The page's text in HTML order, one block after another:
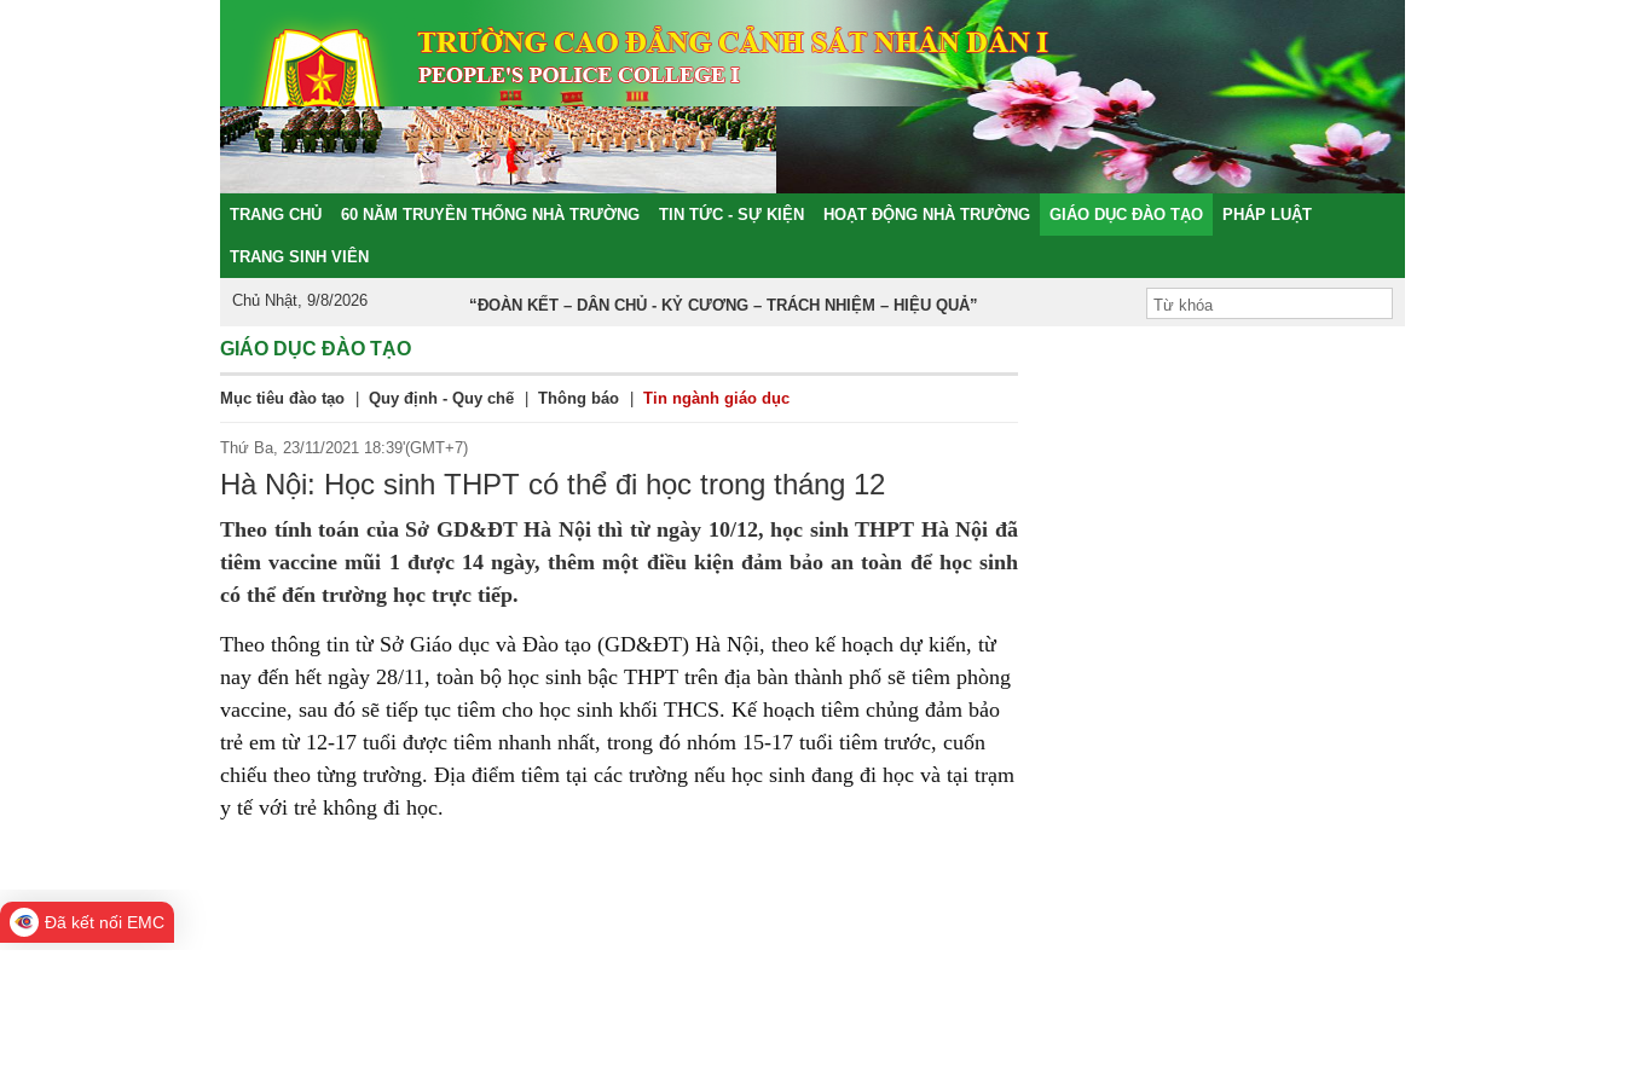
TRANG CHỦ 60 NĂM TRUYỀN THỐNG NHÀ TRƯỜNG TIN TỨC - SỰ KIỆN HOẠT ĐỘNG NHÀ TRƯỜNG GIÁO DỤC ĐÀO TẠO PHÁP LUẬT
TRANG SINH VIÊN
Chủ Nhật, 9/8/2026 “ĐOÀN KẾT – DÂN CHỦ - KỶ CƯƠNG – TRÁCH NHIỆM – HIỆU QUẢ”
GIÁO DỤC ĐÀO TẠO
Mục tiêu đào tạo Quy định - Quy chế Thông báo Tin ngành giáo dục
Thứ Ba, 23/11/2021 18:39'(GMT+7)
Hà Nội: Học sinh THPT có thể đi học trong tháng 12
Theo tính toán của Sở GD&ĐT Hà Nội thì từ ngày 10/12, học sinh THPT Hà Nội đã
tiêm vaccine mũi 1 được 14 ngày, thêm một điều kiện đảm bảo an toàn để học sinh
có thể đến trường học trực tiếp.
Theo thông tin từ Sở Giáo dục và Đào tạo (GD&ĐT) Hà Nội, theo kế hoạch dự kiến, từ
nay đến hết ngày 28/11, toàn bộ học sinh bậc THPT trên địa bàn thành phố sẽ tiêm phòng
vaccine, sau đó sẽ tiếp tục tiêm cho học sinh khối THCS. Kế hoạch tiêm chủng đảm bảo
trẻ em từ 12-17 tuổi được tiêm nhanh nhất, trong đó nhóm 15-17 tuổi tiêm trước, cuốn
chiếu theo từng trường. Địa điểm tiêm tại các trường nếu học sinh đang đi học và tại trạm
y tế với trẻ không đi học.
Đã kết nối EMC